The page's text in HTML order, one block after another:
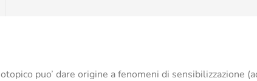
puo’ dare origine a fenomeni di sensibilizzazione